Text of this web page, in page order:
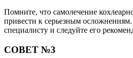
Помните, что самолечение
привести к серьезным
специалисту и следуйте его
СОВЕТ №3